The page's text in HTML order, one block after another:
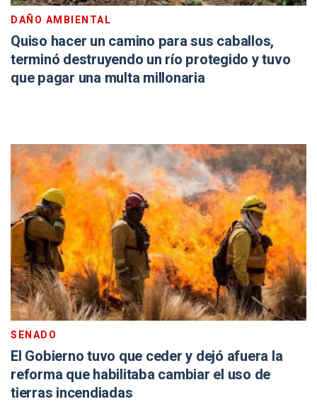
DAÑO AMBIENTAL
Quiso hacer un camino para sus caballos,
terminó destruyendo un río protegido y tuvo
que pagar una multa millonaria
SENADO
El Gobierno tuvo que ceder y dejó afuera la
reforma que habilitaba cambiar el uso de
tierras incendiadas